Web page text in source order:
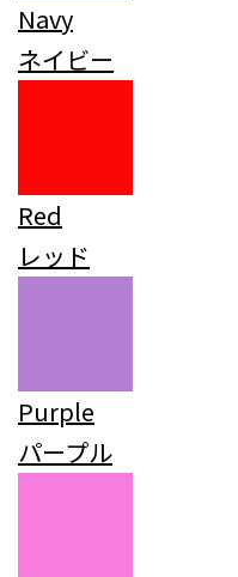
Navy
ネイビー
Red
レッド
Purple
パープル